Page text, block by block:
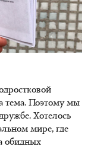
тема. Поэтому мы
Хотелось
мире, где
обидных